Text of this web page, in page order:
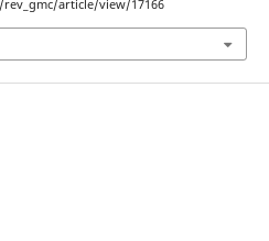
article/view/17166